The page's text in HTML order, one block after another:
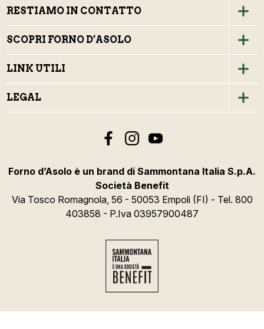
RESTIAMO IN CONTATTO
SCOPRI FORNO D’ASOLO
LINK UTILI
LEGAL
Forno d’Asolo è un brand di Sammontana Italia S.p.A.
Società Benefit
Via Tosco Romagnola, 56 - 50053 Empoli (FI) - Tel. 800
403858 - P.Iva 03957900487